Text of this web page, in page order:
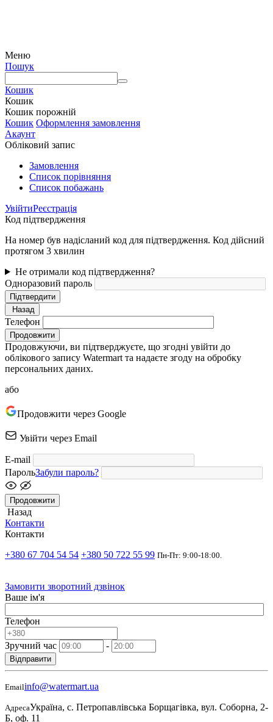
Меню
Пошук
Кошик
Кошик
Кошик порожній
Кошик Оформлення замовлення
Акаунт
Обліковий запис
Замовлення
Cписок порівняння
Список побажань
УвійтиРеєстрація
Код підтвердження
На номер був надісланий код для підтвердження. Код дійсний
протягом 3 хвилин
Не отримали код підтвердження?
Одноразовий пароль
Підтвердити
Назад
Телефон
Продовжити
Продовжуючи, ви підтверджуєте, що згодні увійти до
облікового запису Watermart та надаєте згоду на обробку
персональних даних.
або
Продовжити через Google
Увійти через Email
E-mail
ПарольЗабули пароль?
Продовжити
Назад
Контакти
Контакти
+380 67 704 54 54 +380 50 722 55 99 Пн-Пт: 9:00-18:00.
Замовити зворотний дзвінок
Ваше ім'я
Телефон
Зручний час -
Відправити
Emailinfo@watermart.ua
АдресаУкраїна, с. Петропавлівська Борщагівка, вул. Соборна, 2-
Б, оф. 11